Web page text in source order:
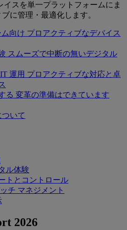
イスを単一プラットフォームにま
に管理・最適化します。
向け プロアクティブなデバイス
スムーズで中断の無いデジタル
運用 プロアクティブな対応と卓
る 変革の準備はできています
いて
ル体験
トとコントロール
チ マネジメント
2026